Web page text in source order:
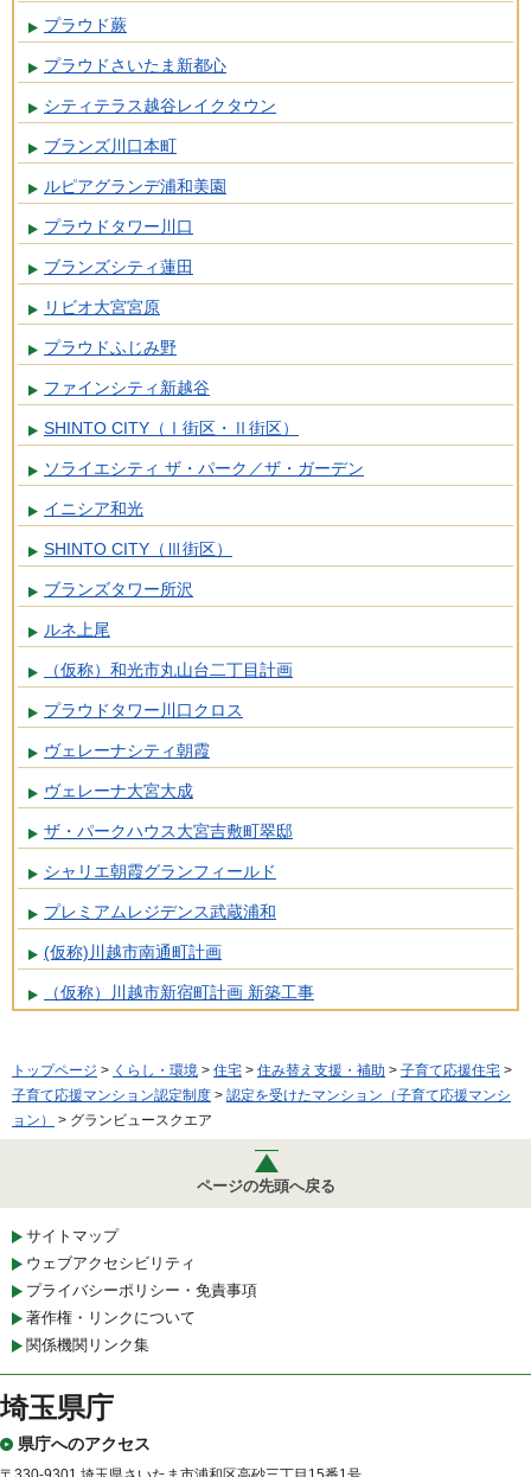
プラウド蕨
プラウドさいたま新都心
シティテラス越谷レイクタウン
ブランズ川口本町
ルピアグランデ浦和美園
プラウドタワー川口
ブランズシティ蓮田
リビオ大宮宮原
プラウドふじみ野
ファインシティ新越谷
SHINTO CITY（Ⅰ街区・Ⅱ街区）
ソライエシティ ザ・パーク／ザ・ガーデン
イニシア和光
SHINTO CITY（Ⅲ街区）
ブランズタワー所沢
ルネ上尾
（仮称）和光市丸山台二丁目計画
プラウドタワー川口クロス
ヴェレーナシティ朝霞
ヴェレーナ大宮大成
ザ・パークハウス大宮吉敷町翠邸
シャリエ朝霞グランフィールド
プレミアムレジデンス武蔵浦和
(仮称)川越市南通町計画
（仮称）川越市新宿町計画 新築工事
トップページ > くらし・環境 > 住宅 > 住み替え支援・補助 > 子育て応援住宅 >
子育て応援マンション認定制度 > 認定を受けたマンション（子育て応援マンシ
ョン）
> グランビュースクエア
ページの先頭へ戻る
サイトマップ
ウェブアクセシビリティ
プライバシーポリシー・免責事項
著作権・リンクについて
関係機関リンク集
埼玉県庁
県庁へのアクセス